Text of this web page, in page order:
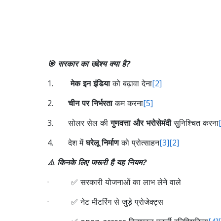
🎯 सरकार का उद्देश्य क्या है?
1.मेक इन इंडियाको बढ़ावा देना[2]
2.चीन पर निर्भरताकम करना[5]
3. सोलर सेल कीगुणवत्ता और भरोसेमंदीसुनिश्चित करना
4. देश मेंघरेलू निर्माणको प्रोत्साहन[3][2]
⚠️ किनके लिए जरूरी है यह नियम?
· ✅ सरकारी योजनाओं का लाभ लेने वाले
· ✅ नेट मीटरिंग से जुड़े प्रोजेक्ट्स